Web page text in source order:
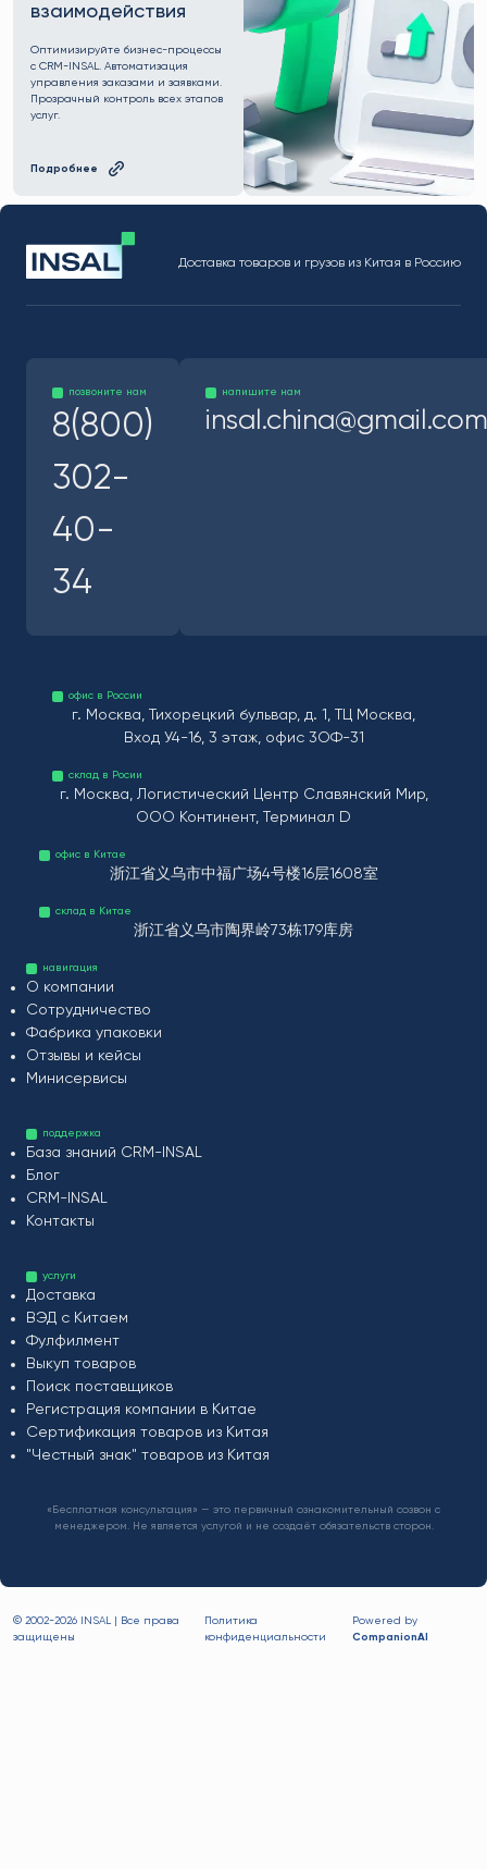
взаимодействия
Оптимизируйте бизнес-процессы
с CRM-INSAL. Автоматизация
управления заказами и заявками.
Прозрачный контроль всех этапов
услуг.
Подробнее
Доставка товаров и грузов из Китая в Россию
позвоните нам
8(800)
302-
40-
34
напишите нам
insal.china@gmail.com
офис в России
г. Москва, Тихорецкий бульвар, д. 1, ТЦ Москва,
Вход У4-16, 3 этаж, офис 3ОФ-31
склад в Росии
г. Москва, Логистический Центр Славянский Мир,
ООО Континент, Терминал D
офис в Китае
浙江省义乌市中福广场4号楼16层1608室
склад в Китае
浙江省义乌市陶界岭73栋179库房
навигация
О компании
Сотрудничество
Фабрика упаковки
Отзывы и кейсы
Минисервисы
поддержка
База знаний CRM-INSAL
Блог
CRM-INSAL
Контакты
услуги
Доставка
ВЭД с Китаем
Фулфилмент
Выкуп товаров
Поиск поставщиков
Регистрация компании в Китае
Сертификация товаров из Китая
"Честный знак" товаров из Китая
«Бесплатная консультация» — это первичный ознакомительный созвон с
менеджером. Не является услугой и не создаёт обязательств сторон.
© 2002-2026 INSAL | Все права
защищены
Политика
конфиденциальности
Powered by
CompanionAI